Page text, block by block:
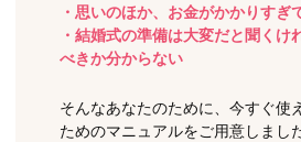
・思いのほか、お金がかかりすぎ
・結婚式の準備は大変だと聞くけ
べきか分からない
そんなあなたのために、今すぐ使
ためのマニュアルをご用意しまし